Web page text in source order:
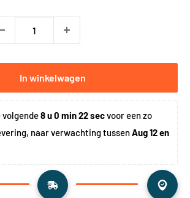
In winkelwagen
volgende 8 u 0 min 22 sec voor een zo
naar verwachting tussen Aug 12 en